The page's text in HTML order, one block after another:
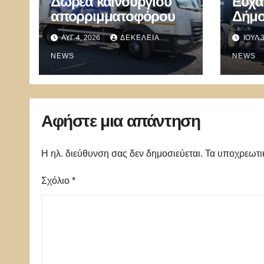
απορριμματοφόρου
ΑΥΓ 4, 2026 ΔΕΚΈΛΕΙΑ
NEWS
τον
ΙΟΎΛ
NEWS
Αφήστε μια απάντηση
Η ηλ. διεύθυνση σας δεν δημοσιεύεται. Τα
Σχόλιο *